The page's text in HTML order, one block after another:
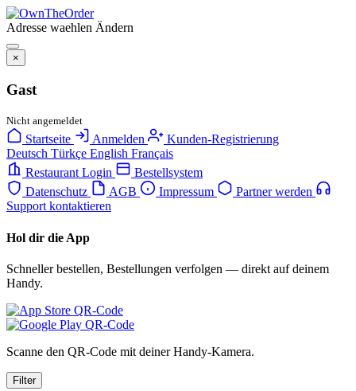
Adresse waehlen Ändern
×
Gast
Nicht angemeldet
Startseite Anmelden
Kunden-Registrierung
Deutsch Türkçe English Français
Restaurant Login
Bestellsystem
Datenschutz
AGB Impressum
Partner werden
Support kontaktieren
Hol dir die App
Schneller bestellen, Bestellungen verfolgen — direkt auf deinem
Handy.
Scanne den QR-Code mit deiner Handy-Kamera.
Filter